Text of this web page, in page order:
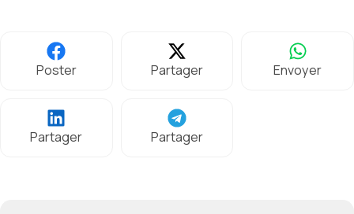
Poster Partager Envoyer
Partager Partager